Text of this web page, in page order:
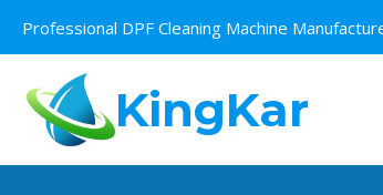
content
Professional DPF Cleaning Machine
KingKar